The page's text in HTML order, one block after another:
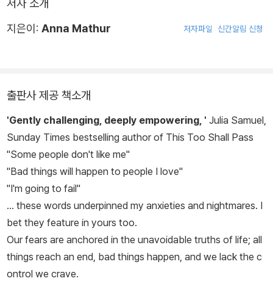
저자 소개
지은이: Anna Mathur 저자파일 신간알림 신청
출판사 제공 책소개
'Gently challenging, deeply empowering, ' Julia Samuel,
Sunday Times bestselling author of This Too Shall Pass
"Some people don't like me"
"Bad things will happen to people I love"
"I'm going to fail"
... these words underpinned my anxieties and nightmares. I
bet they feature in yours too.
Our fears are anchored in the unavoidable truths of life; all
things reach an end, bad things happen, and we lack the c
ontrol we crave.